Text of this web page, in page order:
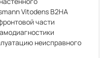
Vitodens B2HA
части
неисправного